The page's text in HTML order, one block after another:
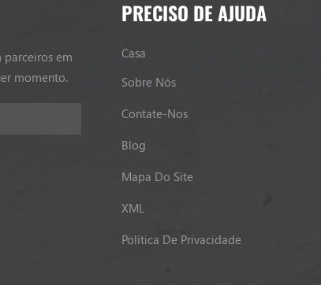
parceiros em
momento.
PRECISO DE AJUDA
Casa
Sobre Nós
Contate-Nos
Blog
Mapa Do Site
XML
Política De Privacidade